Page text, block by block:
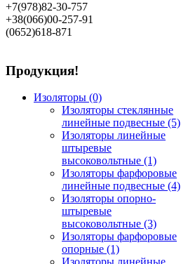
+7(978)82-30-757
+38(066)00-257-91
(0652)618-871
Продукция!
Изоляторы (0)
Изоляторы стеклянные
линейные подвесные (5)
Изоляторы линейные
штыревые
высоковольтные (1)
Изоляторы фарфоровые
линейные подвесные (4)
Изоляторы опорно-
штыревые
высоковольтные (3)
Изоляторы фарфоровые
опорные (1)